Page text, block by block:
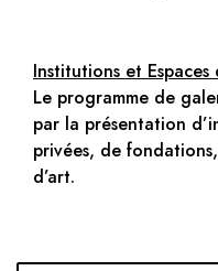
Institutions et Espaces
Le programme de
par la présentation
privées, de fondations,
d’art.